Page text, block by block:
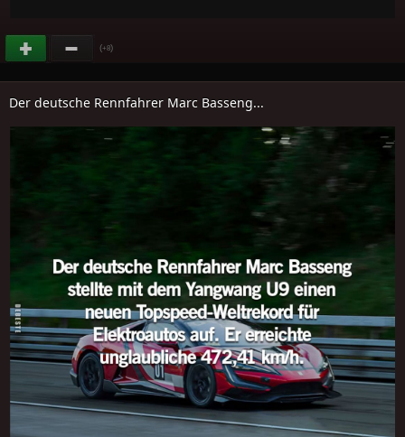
(+8)
Der deutsche Rennfahrer Marc Basseng...